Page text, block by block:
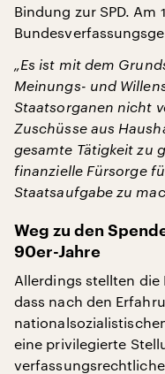
Bindung zur SPD. Am
„Es ist mit dem
Meinungs- und
Staatsorganen nicht
Zuschüsse aus
gesamte Tätigkeit zu
finanzielle Fürsorge
Staatsaufgabe zu
Weg zu den
90er-Jahre
Allerdings stellten die
dass nach den
eine privilegierte